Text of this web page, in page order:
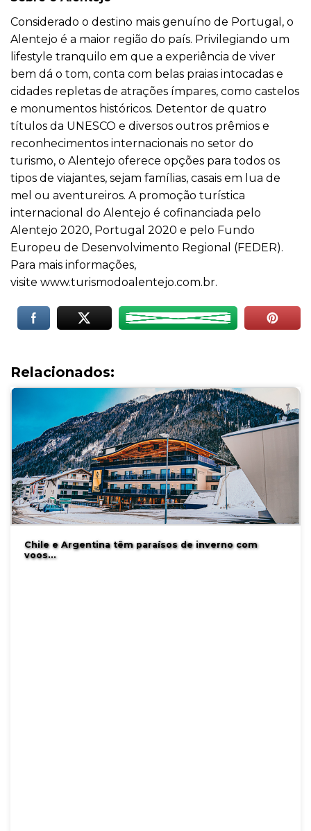
Considerado o destino mais genuíno de Portugal, o
Alentejo é a maior região do país. Privilegiando um
lifestyle tranquilo em que a experiência de viver
bem dá o tom, conta com belas praias intocadas e
cidades repletas de atrações ímpares, como castelos
e monumentos históricos. Detentor de quatro
títulos da UNESCO e diversos outros prêmios e
reconhecimentos internacionais no setor do
turismo, o Alentejo oferece opções para todos os
tipos de viajantes, sejam famílias, casais em lua de
mel ou aventureiros. A promoção turística
internacional do Alentejo é cofinanciada pelo
Alentejo 2020, Portugal 2020 e pelo Fundo
Europeu de Desenvolvimento Regional (FEDER).
Para mais informações,
visite www.turismodoalentejo.com.br.
Relacionados:
Chile e Argentina têm paraísos de inverno com
voos…